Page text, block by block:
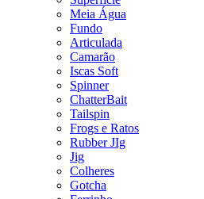
Meia Água
Fundo
Articulada
Camarão
Iscas Soft
Spinner
ChatterBait
Tailspin
Frogs e Ratos
Rubber JIg
Jig
Colheres
Gotcha